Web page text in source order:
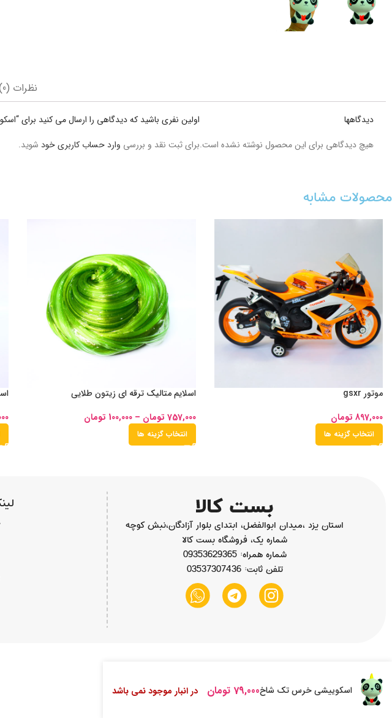
نظرات (0)
دیدگاهها
هیچ دیدگاهی برای این محصول نوشته نشده است.
اولین نفری باشید که دیدگاهی را ارسال می کنید برای
برای ثبت نقد و بررسی وارد حساب کاربری خود شوید.
محصولات مشابه
موتور gsxr
897,000 تومان
انتخاب گزینه ها
اسلایم متالیک ترقه ای زیتون طلایی
757,000 تومان –
100,000 تومان
انتخاب گزینه ها
استان یزد ،میدان ابوالفضل، ابتدای بلوار آزادگان،نبش کوچه
شماره یک، فروشگاه بست کالا
شماره همراه: 09353629365
تلفن ثابت: 03537307436
اسکوییشی خرس تک شاخ79,000 تومان در انبار موجود نمی باشد